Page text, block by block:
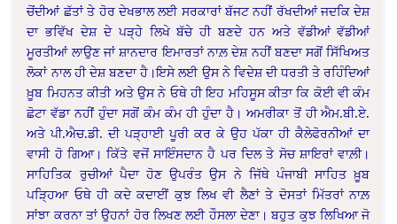
ਚੋਂਦੀਆਂ ਛੱਤਾਂ ਤੇ ਹੋਰ ਦੇਖਭਾਲ ਲਈ ਸਰਕਾਰਾਂ ਬੱਜਟ ਨਹੀਂ ਰੱਖਦੀਆਂ ਜਦਕਿ ਦੇਸ਼
ਦਾ ਭਵਿੱਖ ਦੇਸ਼ ਦੇ ਪੜ੍ਹੇ ਲਿਖੇ ਬੱਚੇ ਹੀ ਬਣਦੇ ਹਨ ਅਤੇ ਵੱਡੀਆਂ ਵੱਡੀਆਂ
ਮੂਰਤੀਆਂ ਲਾਉਣ ਜਾਂ ਸ਼ਾਨਦਾਰ ਇਮਾਰਤਾਂ ਨਾਲ਼ ਦੇਸ਼ ਨਹੀਂ ਬਣਦਾ ਸਗੋਂ ਸਿੱਖਿਅਤ
ਲੋਕਾਂ ਨਾਲ ਹੀ ਦੇਸ਼ ਬਣਦਾ ਹੈ।ਇਸੇ ਲਈ ਉਸ ਨੇ ਵਿਦੇਸ਼ ਦੀ ਧਰਤੀ ਤੇ ਰਹਿੰਦਿਆਂ
ਖ਼ੂਬ ਮਿਹਨਤ ਕੀਤੀ ਅਤੇ ਉਸ ਨੇ ਓਥੇ ਹੀ ਇਹ ਮਹਿਸੂਸ ਕੀਤਾ ਕਿ ਕੋਈ ਵੀ ਕੰਮ
ਛੋਟਾ ਵੱਡਾ ਨਹੀਂ ਹੁੰਦਾ ਸਗੋਂ ਕੰਮ ਕੰਮ ਹੀ ਹੁੰਦਾ ਹੈ। ਅਮਰੀਕਾ ਤੋਂ ਹੀ ਐਮ.ਬੀ.ਏ.
ਅਤੇ ਪੀ.ਐਚ.ਡੀ. ਦੀ ਪੜ੍ਹਾਈ ਪੂਰੀ ਕਰ ਕੇ ਉਹ ਪੱਕਾ ਹੀ ਕੈਲੇਫੋਰਨੀਆਂ ਦਾ
ਵਾਸੀ ਹੋ ਗਿਆ। ਕਿੱਤੇ ਵਜੋਂ ਸਾਇੰਸਦਾਨ ਹੈ ਪਰ ਦਿਲ ਤੇ ਸੋਚ ਸ਼ਾਇਰਾਂ ਵਾਲ਼ੀ।
ਸਾਹਿਤਿਕ ਰੁਚੀਆਂ ਪੈਦਾ ਹੋਣ ਉਪਰੰਤ ਉਸ ਨੇ ਜਿੱਥੇ ਪੰਜਾਬੀ ਸਾਹਿਤ ਖ਼ੂਬ
ਪੜ੍ਹਿਆ ਓਥੇ ਹੀ ਕਦੇ ਕਦਾਈਂ ਕੁਝ ਲਿਖ ਵੀ ਲੈਣਾਂ ਤੇ ਦੋਸਤਾਂ ਮਿੱਤਰਾਂ ਨਾਲ਼
ਸਾਂਝਾ ਕਰਨਾ ਤਾਂ ਉਹਨਾਂ ਹੋਰ ਲਿਖਣ ਲਈ ਹੌਸਲਾ ਦੇਣਾ। ਬਹੁਤ ਕੁਝ ਲਿਖਿਆ ਜੋ